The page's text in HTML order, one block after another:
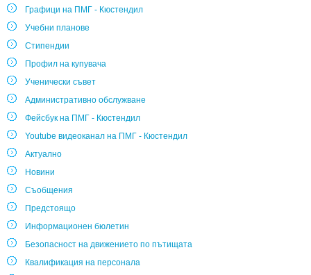
Графици на ПМГ - Кюстендил
Учебни планове
Стипендии
Профил на купувача
Ученически съвет
Административно обслужване
Фейсбук на ПМГ - Кюстендил
Youtube видеоканал на ПМГ - Кюстендил
Актуално
Новини
Съобщения
Предстоящо
Информационен бюлетин
Безопасност на движението по пътищата
Квалификация на персонала